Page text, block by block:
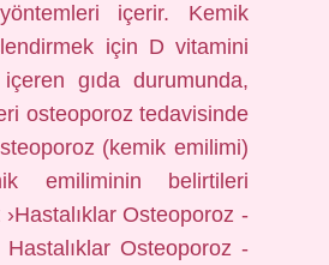
içerir. Kemik
için D vitamini
gıda durumunda,
osteoporoz tedavisinde
(kemik emilimi)
emiliminin belirtileri
›Hastalıklar Osteoporoz -
Osteoporoz -